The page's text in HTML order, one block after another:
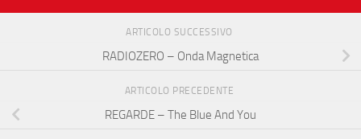
ARTICOLO SUCCESSIVO
RADIOZERO – Onda Magnetica
ARTICOLO PRECEDENTE
REGARDE – The Blue And You